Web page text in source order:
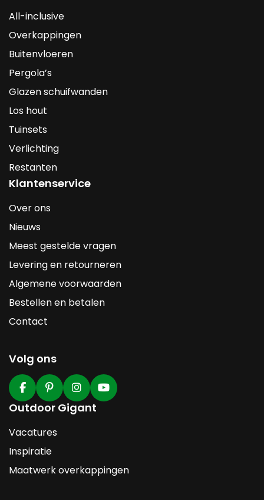
All-inclusive
Overkappingen
Buitenvloeren
Pergola’s
Glazen schuifwanden
Los hout
Tuinsets
Verlichting
Restanten
Klantenservice
Over ons
Nieuws
Meest gestelde vragen
Levering en retourneren
Algemene voorwaarden
Bestellen en betalen
Contact
Volg ons
Outdoor Gigant
Vacatures
Inspiratie
Maatwerk overkappingen